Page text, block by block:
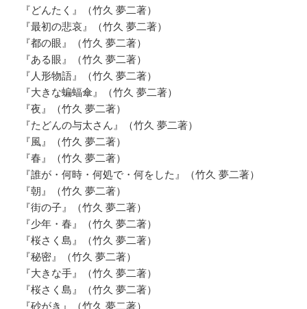
『どんたく』（竹久 夢二著）
『最初の悲哀』（竹久 夢二著）
『都の眼』（竹久 夢二著）
『ある眼』（竹久 夢二著）
『人形物語』（竹久 夢二著）
『大きな蝙蝠傘』（竹久 夢二著）
『夜』（竹久 夢二著）
『たどんの与太さん』（竹久 夢二著）
『風』（竹久 夢二著）
『春』（竹久 夢二著）
『誰が・何時・何処で・何をした』（竹久 夢二著）
『朝』（竹久 夢二著）
『街の子』（竹久 夢二著）
『少年・春』（竹久 夢二著）
『桜さく島』（竹久 夢二著）
『秘密』（竹久 夢二著）
『大きな手』（竹久 夢二著）
『桜さく島』（竹久 夢二著）
『砂がき』（竹久 夢二著）